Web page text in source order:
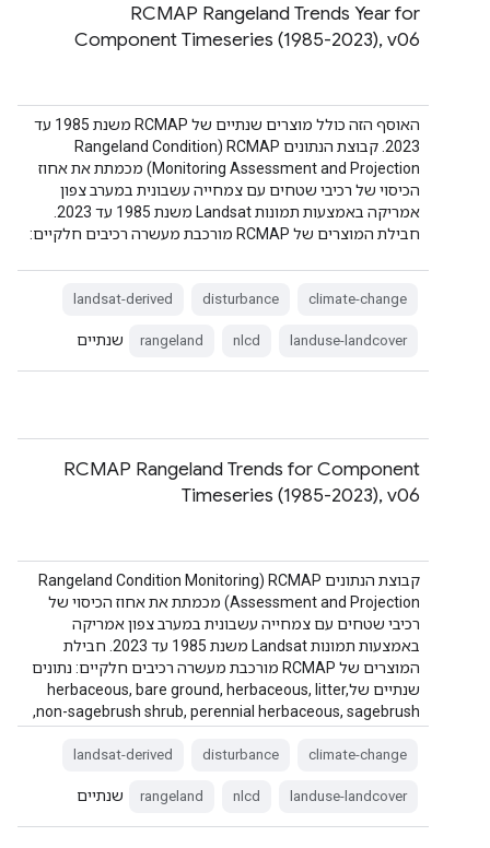
RCMAP Rangeland Trends Year for
Component Timeseries (1985-2023), v06
האוסף הזה כולל מוצרים שנתיים של RCMAP משנת 1985 עד
2023. קבוצת הנתונים RCMAP ‏(Rangeland Condition
Monitoring Assessment and Projection) מכמתת את אחוז
הכיסוי של רכיבי שטחים עם צמחייה עשבונית במערב צפון
חבילת המוצרים של RCMAP מורכבת מעשרה רכיבים חלקיים:
climate-change
disturbance
landsat-derived
landuse-landcover
nlcd
rangeland שנתיים
RCMAP Rangeland Trends for Component
Timeseries (1985-2023), v06
קבוצת הנתונים RCMAP ‏(Rangeland Condition Monitoring
Assessment and Projection) מכמתת את אחוז הכיסוי של
רכיבי שטחים עם צמחייה עשבונית במערב צפון אמריקה
באמצעות תמונות Landsat משנת 1985 עד 2023. חבילת
המוצרים של RCMAP מורכבת מעשרה רכיבים חלקיים: נתונים
שנתיים שלherbaceous, bare ground, herbaceous, litter,
non-sagebrush shrub, perennial herbaceous, sagebrush,
climate-change
disturbance
landsat-derived
landuse-landcover
nlcd
rangeland שנתיים